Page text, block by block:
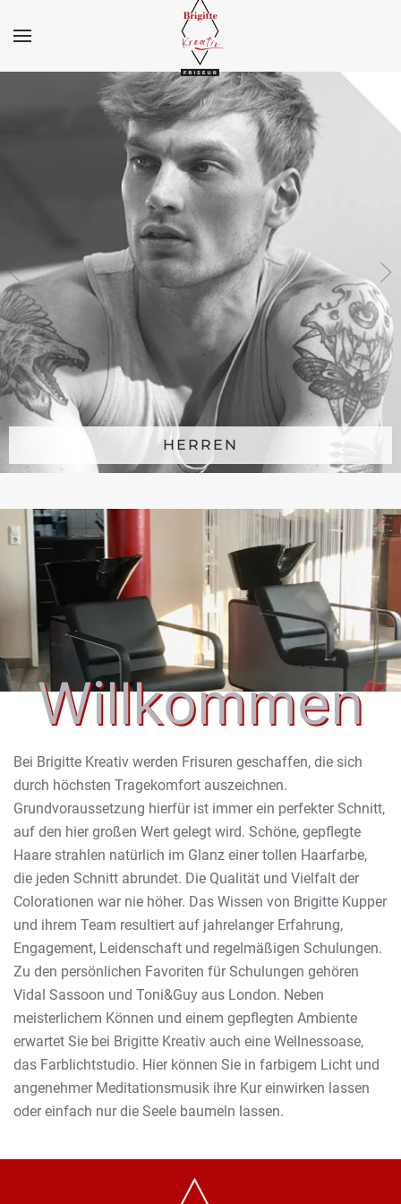
Zum Hauptinhalt springen
HERREN
Willkommen
Bei Brigitte Kreativ werden Frisuren geschaffen, die sich
durch höchsten Tragekomfort auszeichnen.
Grundvoraussetzung hierfür ist immer ein perfekter Schnitt,
auf den hier großen Wert gelegt wird. Schöne, gepflegte
Haare strahlen natürlich im Glanz einer tollen Haarfarbe,
die jeden Schnitt abrundet. Die Qualität und Vielfalt der
Colorationen war nie höher. Das Wissen von Brigitte Kupper
und ihrem Team resultiert auf jahrelanger Erfahrung,
Engagement, Leidenschaft und regelmäßigen Schulungen.
Zu den persönlichen Favoriten für Schulungen gehören
Vidal Sassoon und Toni&Guy aus London. Neben
meisterlichem Können und einem gepflegten Ambiente
erwartet Sie bei Brigitte Kreativ auch eine Wellnessoase,
das Farblichtstudio. Hier können Sie in farbigem Licht und
angenehmer Meditationsmusik ihre Kur einwirken lassen
oder einfach nur die Seele baumeln lassen.